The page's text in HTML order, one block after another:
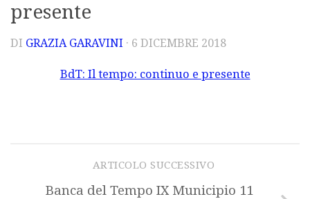
presente
DI GRAZIA GARAVINI · 6 DICEMBRE 2018
BdT: Il tempo: continuo e presente
ARTICOLO SUCCESSIVO
Banca del Tempo IX Municipio 11